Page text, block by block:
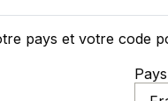
pays et votre code
Pays